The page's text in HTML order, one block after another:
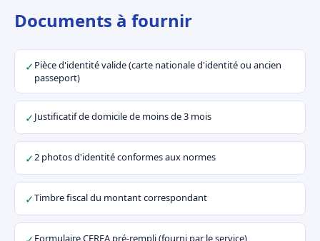
Documents à fournir
✓ Pièce d'identité valide (carte nationale d'identité ou ancien
passeport)
✓Justificatif de domicile de moins de 3 mois
✓2 photos d'identité conformes aux normes
✓Timbre fiscal du montant correspondant
Formulaire CERFA pré-rempli (fourni par le service)